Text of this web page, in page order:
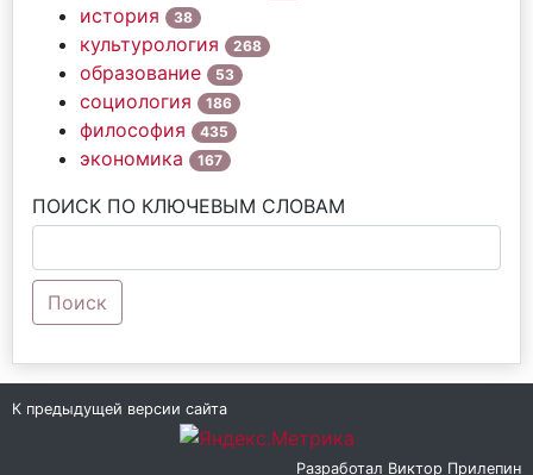
история 38
культурология 268
образование 53
социология 186
философия 435
экономика 167
ПОИСК ПО КЛЮЧЕВЫМ СЛОВАМ
Поиск
К предыдущей версии сайта
Разработал Виктор Прилепин